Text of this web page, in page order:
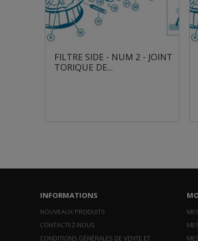
FILTRE SIDE - NUM 2 - JOINT
TORIQUE DE...
INFORMATIONS
NOUVEAUX PRODUITS
CONTACTEZ-NOUS
CONDITIONS GÉNÉRALES DE VENTE ET